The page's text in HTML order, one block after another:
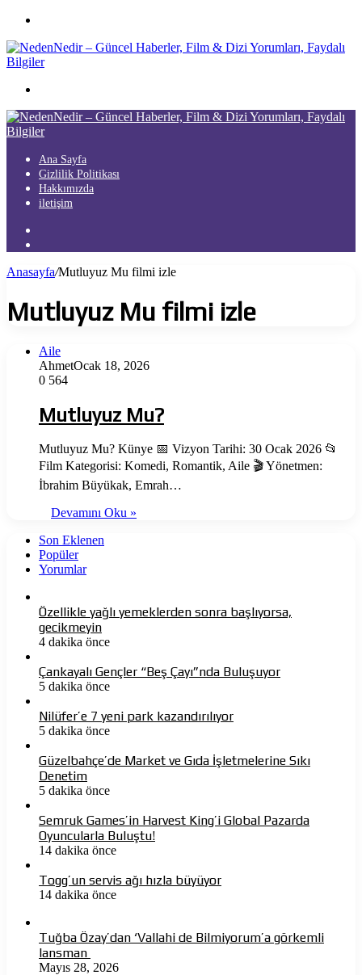
...
Ana Sayfa
Gizlilik Politikası
Hakkımızda
iletişim
...
Anasayfa/Mutluyuz Mu filmi izle
Mutluyuz Mu filmi izle
Aile
AhmetOcak 18, 2026
0 564
Mutluyuz Mu?
Mutluyuz Mu? Künye 📅 Vizyon Tarihi: 30 Ocak 2026 📂
Film Kategorisi: Komedi, Romantik, Aile 🎬 Yönetmen:
İbrahim Büyükak, Emrah…
Devamını Oku »
Son Eklenen
Popüler
Yorumlar
Özellikle yağlı yemeklerden sonra başlıyorsa,
gecikmeyin
4 dakika önce
Çankayalı Gençler “Beş Çayı”nda Buluşuyor
5 dakika önce
Nilüfer’e 7 yeni park kazandırılıyor
5 dakika önce
Güzelbahçe’de Market ve Gıda İşletmelerine Sıkı
Denetim
5 dakika önce
Semruk Games’in Harvest King’i Global Pazarda
Oyuncularla Buluştu!
14 dakika önce
Togg’un servis ağı hızla büyüyor
14 dakika önce
Tuğba Özay’dan ‘Vallahi de Bilmiyorum’a görkemli
lansman
Mayıs 28, 2026